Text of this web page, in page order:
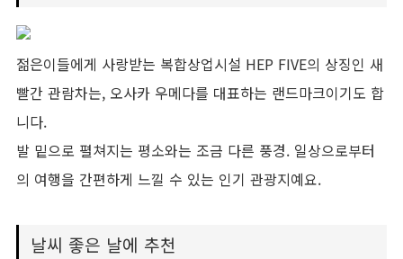
젊은이들에게 사랑받는 복합상업시설 HEP FIVE의 상징인 새
빨간 관람차는, 오사카 우메다를 대표하는 랜드마크이기도 합
니다.
발 밑으로 펼쳐지는 평소와는 조금 다른 풍경. 일상으로부터
의 여행을 간편하게 느낄 수 있는 인기 관광지예요.
날씨 좋은 날에 추천